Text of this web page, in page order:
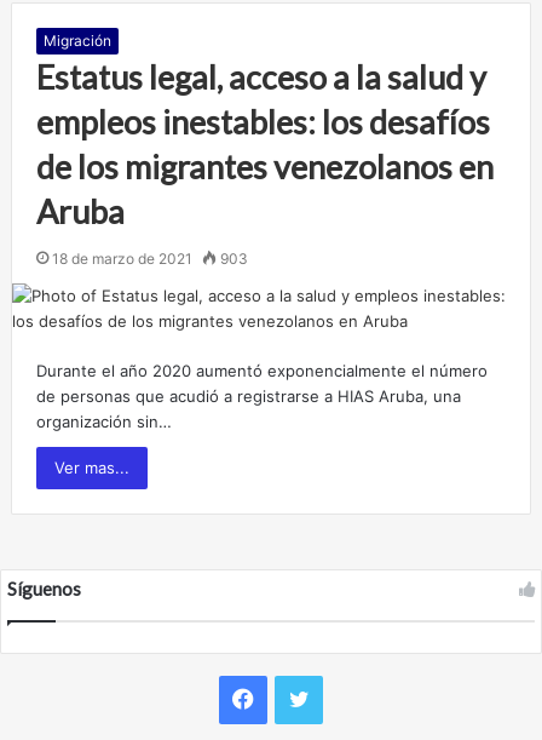
Migración
Estatus legal, acceso a la salud y
empleos inestables: los desafíos
de los migrantes venezolanos en
Aruba
18 de marzo de 2021 903
Durante el año 2020 aumentó exponencialmente el número
de personas que acudió a registrarse a HIAS Aruba, una
organización sin…
Ver mas...
Síguenos